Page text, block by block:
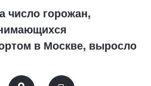
число горожан,
в Москве, выросло